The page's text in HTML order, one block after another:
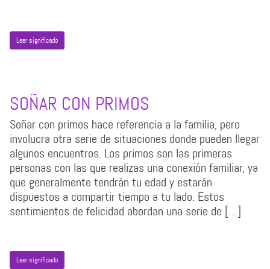
Leer significado
SOÑAR CON PRIMOS
Soñar con primos hace referencia a la familia, pero
involucra otra serie de situaciones donde pueden llegar
algunos encuentros. Los primos son las primeras
personas con las que realizas una conexión familiar, ya
que generalmente tendrán tu edad y estarán
dispuestos a compartir tiempo a tu lado. Estos
sentimientos de felicidad abordan una serie de […]
Leer significado